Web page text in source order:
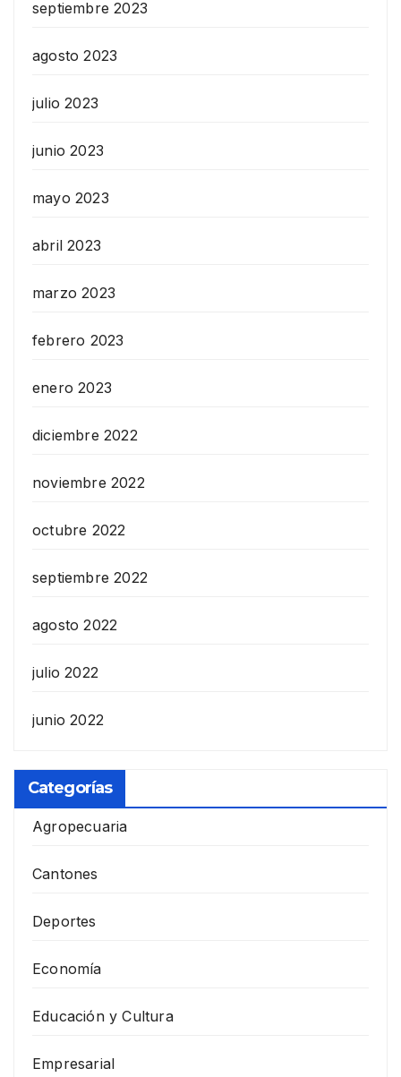
septiembre 2023
agosto 2023
julio 2023
junio 2023
mayo 2023
abril 2023
marzo 2023
febrero 2023
enero 2023
diciembre 2022
noviembre 2022
octubre 2022
septiembre 2022
agosto 2022
julio 2022
junio 2022
Categorías
Agropecuaria
Cantones
Deportes
Economía
Educación y Cultura
Empresarial